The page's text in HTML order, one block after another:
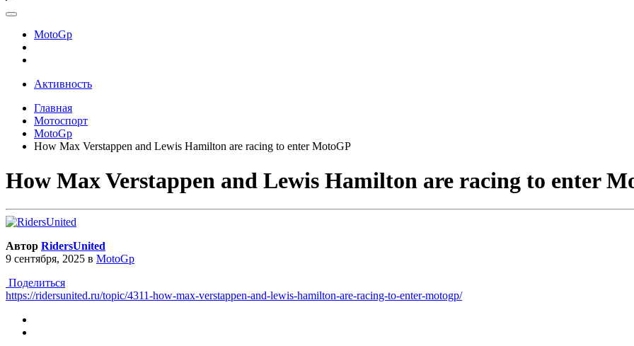
MotoGp
Активность
Главная
Мотоспорт
MotoGp
How Max Verstappen and Lewis Hamilton are racing to enter MotoGP
How Max Verstappen and Lewis Hamilton are racing to enter
Автор RidersUnited
9 сентября, 2025 в MotoGp
Поделиться
https://ridersunited.ru/topic/4311-how-max-verstappen-and-lewis-hamilton-are-racing-to-enter-motogp/